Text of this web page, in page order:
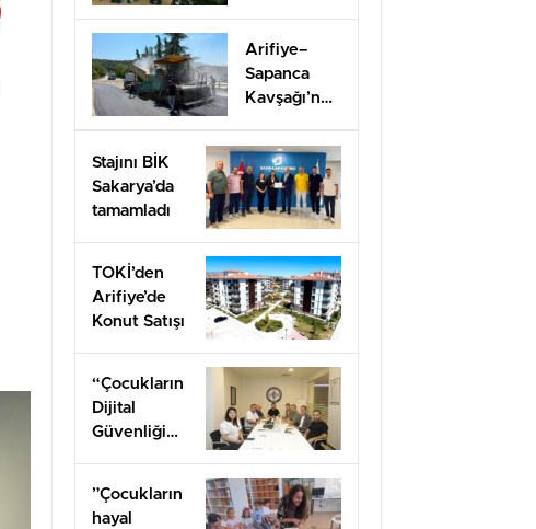
Hazırlıyor
Arifiye–
Sapanca
Kavşağı’nda
çalışması
Stajını BİK
Sakarya’da
tamamladı
TOKİ’den
Arifiye’de
Konut Satışı
“Çocukların
Dijital
Güvenliği
”Çocukların
hayal